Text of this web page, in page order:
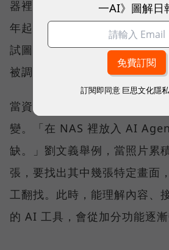
器裡的資料要如何被 AI 活用
年起，把公司發展定調在 AI 與
試圖讓 NAS 從資料保存的位
被調用的位置。
當資料量持續擴大，搜尋與管
變。「在 NAS 裡放入 AI
缺。」劉文義舉例，當照片累
張，要找出其中幾張特定畫面
工翻找。此時，能理解內容、
的 AI 工具，會從加分功能逐漸
一AI》圖解日
訂閱即同意 巨思文化隱